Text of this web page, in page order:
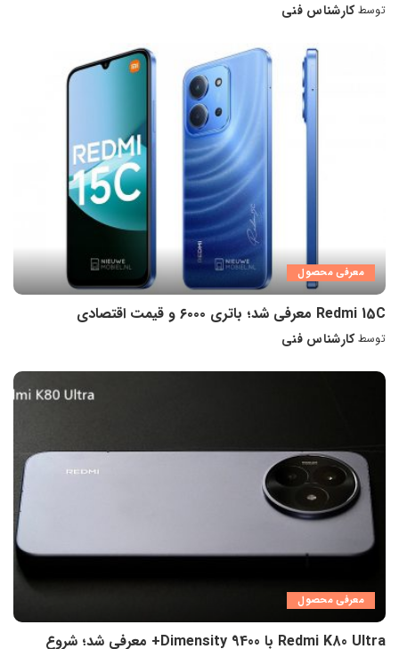
ارسال
توسطکارشناس فنی
معرفی محصول
Redmi 15C معرفی شد؛ باتری ۶۰۰۰ و قیمت اقتصادی
ارسال
توسط
توسطکارشناس فنی
معرفی محصول
Redmi K80 Ultra با Dimensity 9400+ معرفی شد؛ شروع